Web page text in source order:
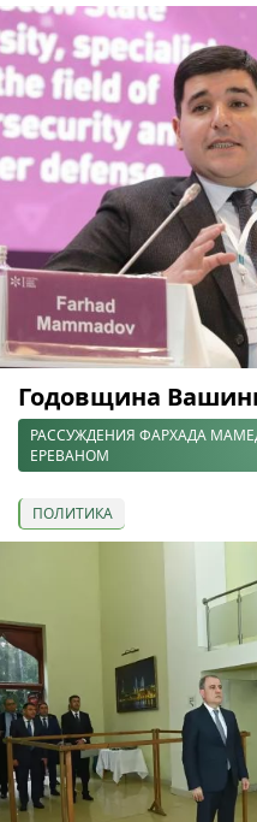
Годовщина
РАССУЖДЕНИЯ ФАРХАДА
ЕРЕВАНОМ
ПОЛИТИКА